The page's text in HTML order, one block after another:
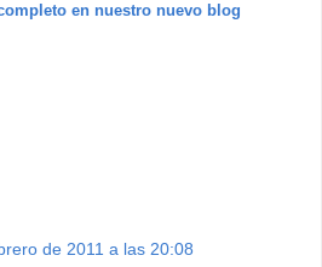
en nuestro nuevo blog
de 2011 a las 20:08